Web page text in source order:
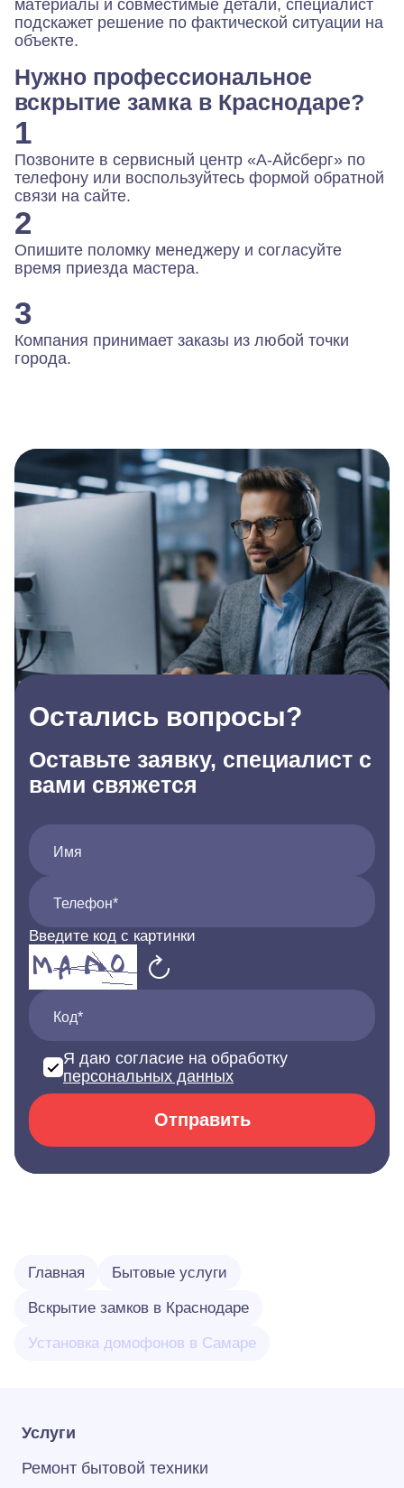
материалы и совместимые детали, специалист
подскажет решение по фактической ситуации на
объекте.
Нужно профессиональное
вскрытие замка в Краснодаре?
1
Позвоните в сервисный центр «А-Айсберг» по
телефону или воспользуйтесь формой обратной
связи на сайте.
2
Опишите поломку менеджеру и согласуйте
время приезда мастера.
3
Компания принимает заказы из любой точки
города.
Остались вопросы?
Оставьте заявку, специалист с
вами свяжется
Имя
Телефон*
Введите код с картинки
Код*
Я даю согласие на обработку
персональных данных
Отправить
Главная Бытовые услуги
Вскрытие замков в Краснодаре
Установка домофонов в Самаре
Услуги
Ремонт бытовой техники